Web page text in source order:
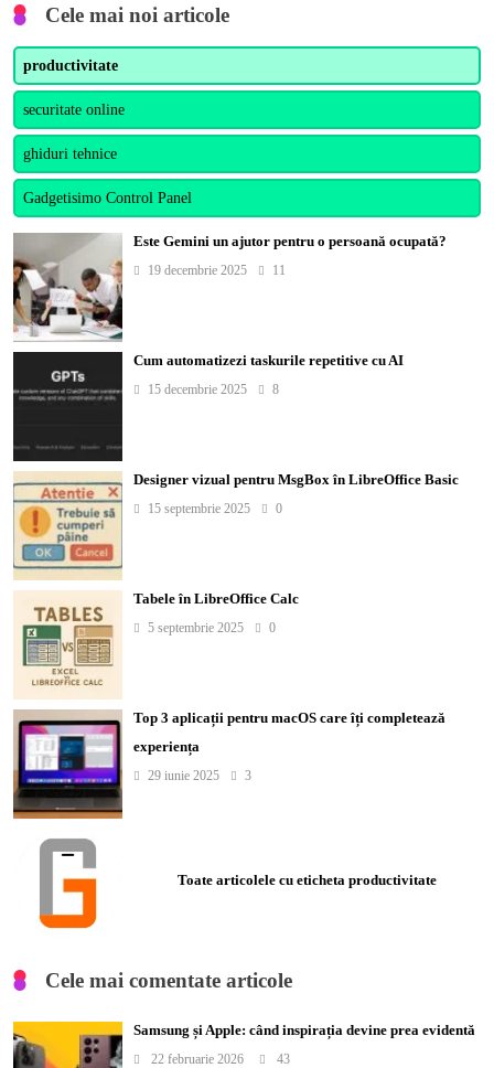
Cele mai noi articole
productivitate
securitate online
ghiduri tehnice
Gadgetisimo Control Panel
Este Gemini un ajutor pentru o persoană ocupată?
19 decembrie 2025 11
Cum automatizezi taskurile repetitive cu AI
15 decembrie 2025 8
Designer vizual pentru MsgBox în LibreOffice Basic
15 septembrie 2025 0
Tabele în LibreOffice Calc
5 septembrie 2025 0
Top 3 aplicații pentru macOS care îți completează
experiența
29 iunie 2025 3
Toate articolele cu eticheta productivitate
Cele mai comentate articole
Samsung și Apple: când inspirația devine prea evidentă
22 februarie 2026 43